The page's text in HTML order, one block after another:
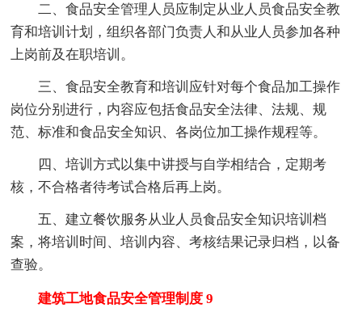
二、食品安全管理人员应制定从业人员食品安全教
育和培训计划，组织各部门负责人和从业人员参加各种
上岗前及在职培训。
三、食品安全教育和培训应针对每个食品加工操作
岗位分别进行，内容应包括食品安全法律、法规、规
范、标准和食品安全知识、各岗位加工操作规程等。
四、培训方式以集中讲授与自学相结合，定期考
核，不合格者待考试合格后再上岗。
五、建立餐饮服务从业人员食品安全知识培训档
案，将培训时间、培训内容、考核结果记录归档，以备
查验。
建筑工地食品安全管理制度 9